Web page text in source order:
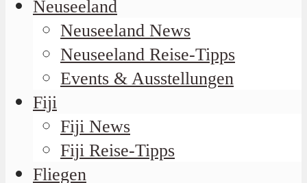
Neuseeland
Neuseeland News
Neuseeland Reise-Tipps
Events & Ausstellungen
Fiji
Fiji News
Fiji Reise-Tipps
Fliegen